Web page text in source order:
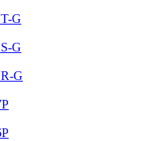
G
G
G